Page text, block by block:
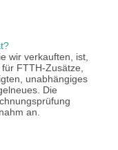
wir verkauften, ist,
FTTH-Zusätze,
unabhängiges
Die
an.